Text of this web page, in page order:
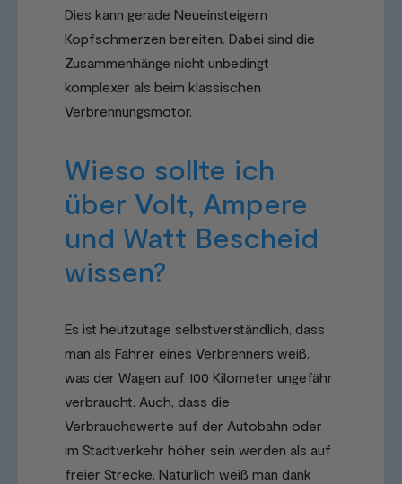
Dies kann gerade Neueinsteigern
Kopfschmerzen bereiten. Dabei sind die
Zusammenhänge nicht unbedingt
komplexer als beim klassischen
Verbrennungsmotor.
Wieso sollte ich
über Volt, Ampere
und Watt Bescheid
wissen?
Es ist heutzutage selbstverständlich, dass
man als Fahrer eines Verbrenners weiß,
was der Wagen auf 100 Kilometer ungefähr
verbraucht. Auch, dass die
Verbrauchswerte auf der Autobahn oder
im Stadtverkehr höher sein werden als auf
freier Strecke. Natürlich weiß man dank